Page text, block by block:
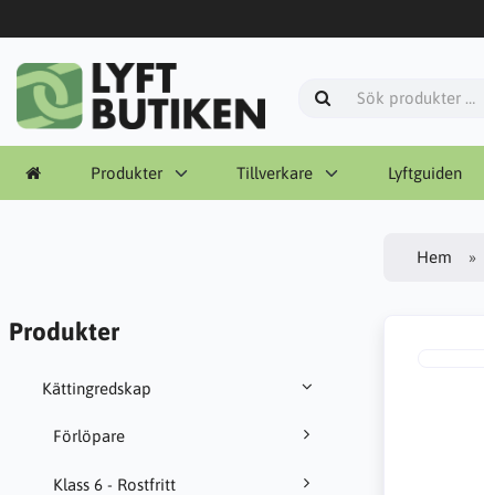
Produkter Tillverkare Lyftguiden
Produkter
Kättingredskap
Förlöpare
Klass 6 - Rostfritt
Hem